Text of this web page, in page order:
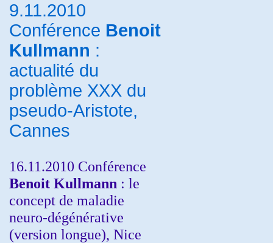
9.11.2010
Conférence Benoit
Kullmann :
actualité du
problème XXX du
pseudo-Aristote,
Cannes
16.11.2010 Conférence
Benoit Kullmann : le
concept de maladie
neuro-dégénérative
(version longue), Nice